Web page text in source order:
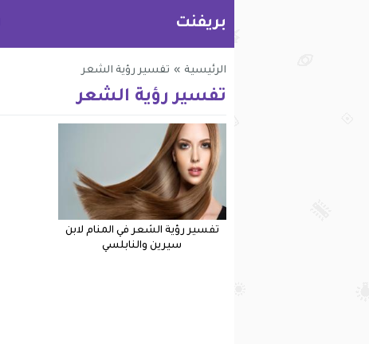
بريفنت
الرئيسية » تفسير رؤية الشعر
تفسير رؤية الشعر
تفسير رؤية الشعر في المنام لابن
سيرين والنابلسي